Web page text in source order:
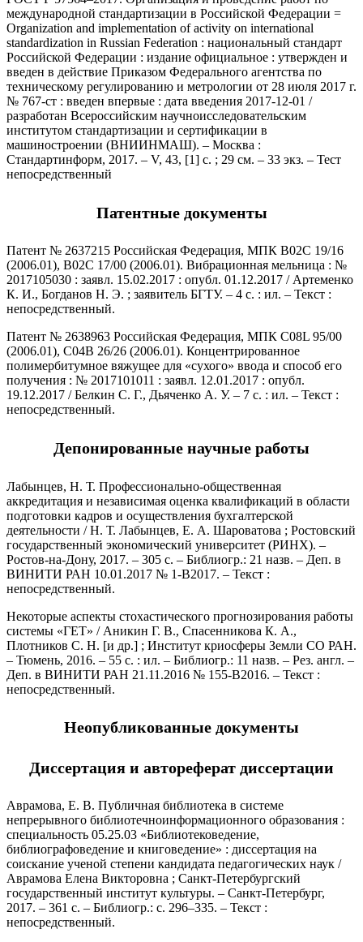
международной стандартизации в Российской Федерации =
Organization and implementation of activity on international
standardization in Russian Federation : национальный стандарт
Российской Федерации : издание официальное : утвержден и
введен в действие Приказом Федерального агентства по
техническому регулированию и метрологии от 28 июля 2017 г.
№ 767-ст : введен впервые : дата введения 2017-12-01 /
разработан Всероссийским научноисследовательским
институтом стандартизации и сертификации в
машиностроении (ВНИИНМАШ). – Москва :
Стандартинформ, 2017. – V, 43, [1] с. ; 29 см. – 33 экз. – Тест
непосредственный
Патентные документы
Патент № 2637215 Российская Федерация, МПК B02C 19/16
(2006.01), B02C 17/00 (2006.01). Вибрационная мельница : №
2017105030 : заявл. 15.02.2017 : опубл. 01.12.2017 / Артеменко
К. И., Богданов Н. Э. ; заявитель БГТУ. – 4 с. : ил. – Текст :
непосредственный.
Патент № 2638963 Российская Федерация, МПК C08L 95/00
(2006.01), C04B 26/26 (2006.01). Концентрированное
полимербитумное вяжущее для «сухого» ввода и способ его
получения : № 2017101011 : заявл. 12.01.2017 : опубл.
19.12.2017 / Белкин С. Г., Дьяченко А. У. – 7 с. : ил. – Текст :
непосредственный.
Депонированные научные работы
Лабынцев, Н. Т. Профессионально-общественная
аккредитация и независимая оценка квалификаций в области
подготовки кадров и осуществления бухгалтерской
деятельности / Н. Т. Лабынцев, Е. А. Шароватова ; Ростовский
государственный экономический университет (РИНХ). –
Ростов-на-Дону, 2017. – 305 с. – Библиогр.: 21 назв. – Деп. в
ВИНИТИ РАН 10.01.2017 № 1-В2017. – Текст :
непосредственный.
Некоторые аспекты стохастического прогнозирования работы
системы «ГЕТ» / Аникин Г. В., Спасенникова К. А.,
Плотников С. Н. [и др.] ; Институт криосферы Земли СО РАН.
– Тюмень, 2016. – 55 с. : ил. – Библиогр.: 11 назв. – Рез. англ. –
Деп. в ВИНИТИ РАН 21.11.2016 № 155-В2016. – Текст :
непосредственный.
Неопубликованные документы
Диссертация и автореферат диссертации
Аврамова, Е. В. Публичная библиотека в системе
непрерывного библиотечноинформационного образования :
специальность 05.25.03 «Библиотековедение,
библиографоведение и книговедение» : диссертация на
соискание ученой степени кандидата педагогических наук /
Аврамова Елена Викторовна ; Санкт-Петербургский
государственный институт культуры. – Санкт-Петербург,
2017. – 361 с. – Библиогр.: с. 296–335. – Текст :
непосредственный.